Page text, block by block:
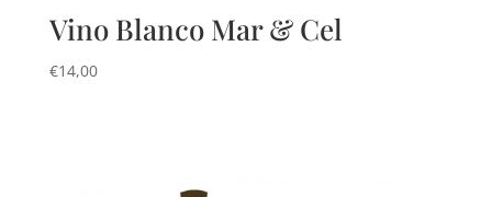
Vino Blanco Mar & Cel
€14,00